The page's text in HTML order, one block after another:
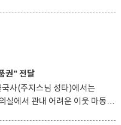
를 주관한 정
통해 “바르게 살자 조형물을
, 질서, 화합을 바탕으로 지역
을 설치하게 됐다”고 했다. 이
미터의 화강암으로 만들어졌
환경
권” 전달
사(주지스님 성타)에서는
실에서 관내 어려운 이웃 마동